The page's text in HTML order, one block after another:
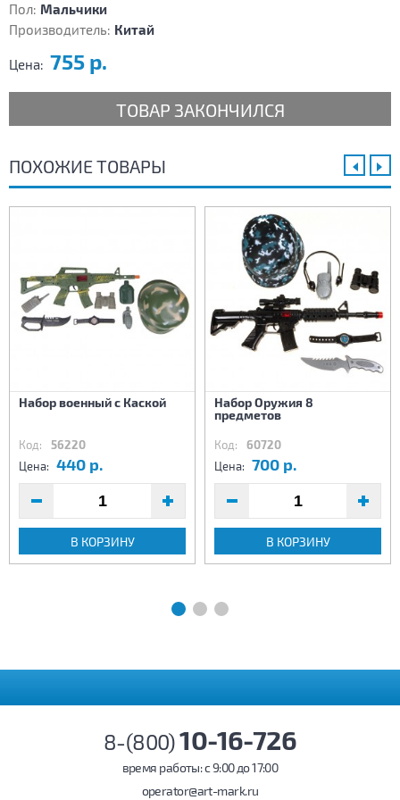
Пол: Мальчики
Производитель: Китай
Цена: 755 р.
ТОВАР ЗАКОНЧИЛСЯ
ПОХОЖИЕ ТОВАРЫ
Набор военный с Каской
Код: 56220
Цена: 440 р.
В КОРЗИНУ
Набор Оружия 8
предметов
Код: 60720
Цена: 700 р.
В КОРЗИНУ
8-(800)10-16-726
время работы: c 9:00 до 17:00
operator@art-mark.ru